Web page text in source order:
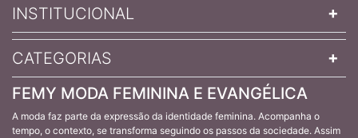
INSTITUCIONAL
CATEGORIAS
FEMY MODA FEMININA E EVANGÉLICA
A moda faz parte da expressão da identidade feminina. Acompanha o
tempo, o contexto, se transforma seguindo os passos da sociedade. Assim